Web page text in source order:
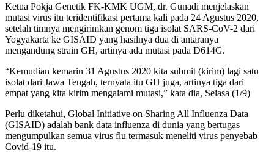
Ketua Pokja Genetik FK-KMK UGM, dr. Gunadi menjelaskan
mutasi virus itu teridentifikasi pertama kali pada 24 Agustus 2020,
setelah timnya mengirimkan genom tiga isolat SARS-CoV-2 dari
Yogyakarta ke GISAID yang hasilnya dua di antaranya
mengandung strain GH, artinya ada mutasi pada D614G.
“Kemudian kemarin 31 Agustus 2020 kita submit (kirim) lagi satu
isolat dari Jawa Tengah, ternyata itu GH juga, artinya tiga dari
empat yang kita kirim mengalami mutasi,” kata dia, Selasa (1/9)
Perlu diketahui, Global Initiative on Sharing All Influenza Data
(GISAID) adalah bank data influenza di dunia yang bertugas
mengumpulkan semua virus flu termasuk meneliti virus penyebab
Covid-19 itu.